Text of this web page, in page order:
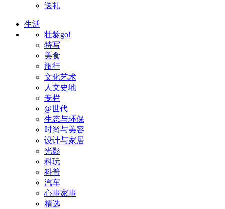
送礼
生活
壮龄go!
特写
美食
旅行
文化艺术
人文史地
专栏
@世代
生态与环保
时尚与美容
设计与家居
光影
科玩
科普
汽车
心事家事
精选